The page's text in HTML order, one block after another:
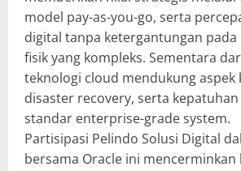
model pay-as-you-go, serta
digital tanpa ketergantungan
fisik yang kompleks. Sementara
teknologi cloud mendukung aspek
disaster recovery, serta
standar enterprise-grade system.
Partisipasi Pelindo Solusi Digital
bersama Oracle ini mencerminkan